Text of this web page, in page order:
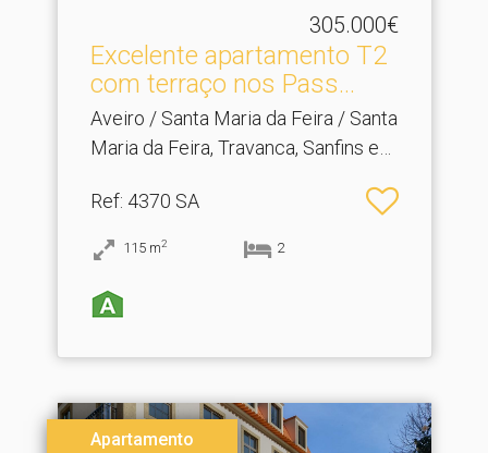
305.000€
Excelente apartamento T2
com terraço nos Pass.​..
Aveiro / Santa Maria da Feira / Santa
Maria da Feira, Travanca, Sanfins e
Ref: 4370 SA
115 m2 2
Apartamento